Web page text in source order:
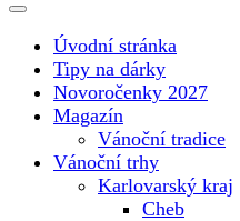
Vánoce v Česku
nejkrásnějším svátku v roce
Úvodní stránka
Tipy na dárky
Novoročenky 2027
Magazín
Vánoční tradice
Vánoční trhy
Karlovarský kraj
Cheb